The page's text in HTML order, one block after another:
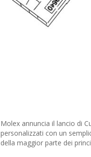
Molex annuncia il lancio di
personalizzati con un
della maggior parte dei